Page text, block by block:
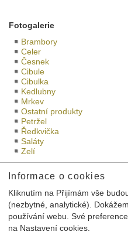
Fotogalerie
Brambory
Celer
Česnek
Cibule
Cibulka
Kedlubny
Mrkev
Ostatní produkty
Petržel
Ředkvička
Saláty
Zelí
Toto jsou internetové stránky
Informace o cookies
Kliknutím na Přijímám vše
(nezbytné, analytické).
používání webu. Své
na Nastavení cookies.